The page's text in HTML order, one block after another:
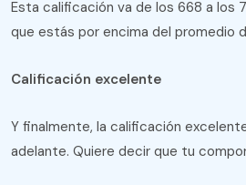
Esta calificación va de los 668 a los
que estás por encima del promedio
Calificación excelente
Y finalmente, la calificación
adelante. Quiere decir que tu